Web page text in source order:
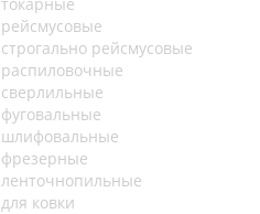
рейсмусовые
шлифовальные
ковки